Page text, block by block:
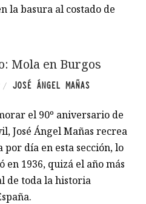
la basura al costado de
Mola en Burgos
/ JOSÉ ÁNGEL MAÑAS
el 90º aniversario de
José Ángel Mañas recrea
por día en esta sección, lo
en 1936, quizá el año más
de toda la historia